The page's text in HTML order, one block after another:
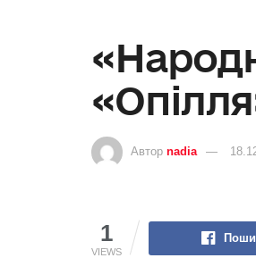
Автор nadia
1
VIEWS